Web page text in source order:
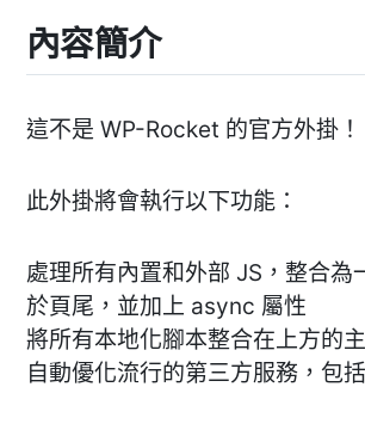
內容簡介
這不是 WP-Rocket 的官方外掛！
此外掛將會執行以下功能：
處理所有內置和外部 JS，整合為
於頁尾，並加上 async 屬性
將所有本地化腳本整合在上方的
自動優化流行的第三方服務，包